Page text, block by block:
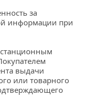
за
информации при
выдачи
или товарного